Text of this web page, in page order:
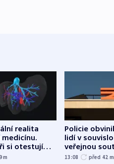
realita
medicínu.
si otestují
řez, říká
m
Policie
lidí v
veřejnou
Správy
13:08 před 42 m